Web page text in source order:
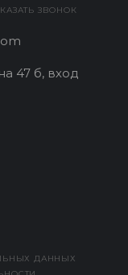
ЗВОНОК
47 б, вход
ДАННЫХ